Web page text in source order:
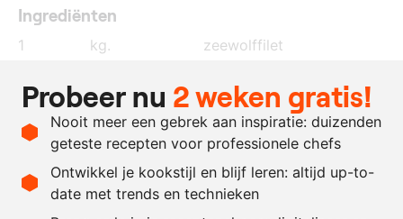
Ingrediënten
1 kg.
zeewolffilet
50
gram
kroepoek
peper
Recept omrekenen
Probeer nu 2 weken gratis!
Nooit meer een gebrek aan inspiratie: duizenden
geteste recepten voor professionele chefs
Ontwikkel je kookstijl en blijf leren: altijd up-to-
date met trends en technieken